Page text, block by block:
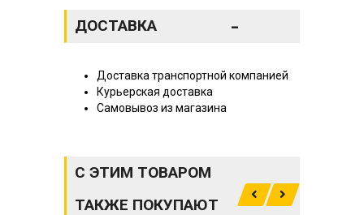
ДОСТАВКА -
Доставка транспортной компанией
Курьерская доставка
Самовывоз из магазина
С ЭТИМ ТОВАРОМ
ТАКЖЕ ПОКУПАЮТ